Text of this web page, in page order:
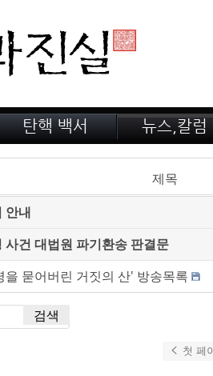
탄핵 백서
거짓의 산
뉴스,칼럼
공지,새소식
전문가 칼럼
제목
안내
사건 대법원 파기환송 판결문
을 묻어버린 거짓의 산' 방송목록
검색
첫 페